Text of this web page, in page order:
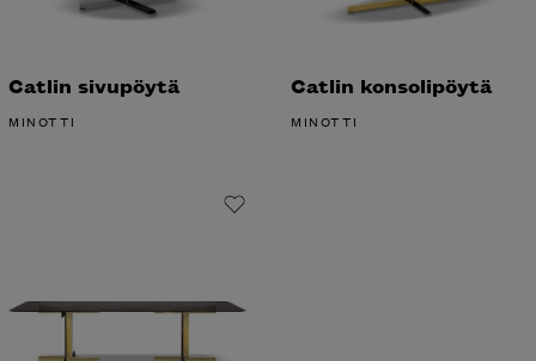
Catlin sivupöytä Catlin konsolipöytä